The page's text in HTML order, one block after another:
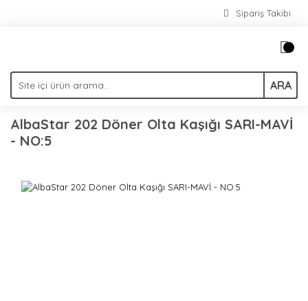
Sipariş Takibi
ARA
AlbaStar 202 Döner Olta Kaşığı SARI-MAVİ
- NO:5